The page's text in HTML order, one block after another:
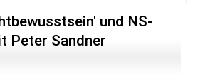
und NS-
Peter Sandner